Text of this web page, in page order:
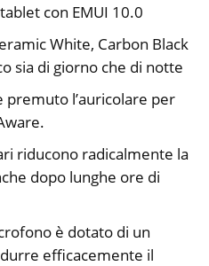
con EMUI 10.0
White, Carbon Black
sia di giorno che di notte
premuto l’auricolare per
riducono radicalmente la
dopo lunghe ore di
è dotato di un
efficacemente il